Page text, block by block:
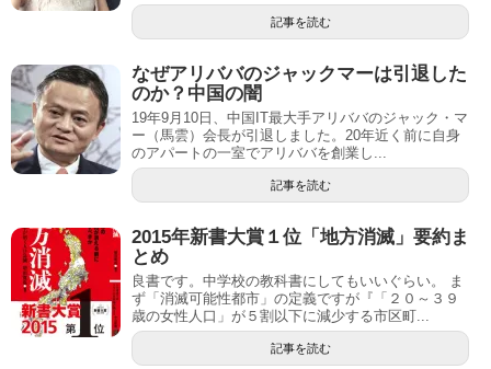
記事を読む
なぜアリババのジャックマーは引退した
のか？中国の闇
19年9月10日、中国IT最大手アリババのジャック・マ
ー（馬雲）会長が引退しました。20年近く前に自身
のアパートの一室でアリババを創業し...
記事を読む
2015年新書大賞１位「地方消滅」要約ま
とめ
良書です。中学校の教科書にしてもいいぐらい。 ま
ず「消滅可能性都市」の定義ですが『「２０～３９
歳の女性人口」が５割以下に減少する市区町...
記事を読む